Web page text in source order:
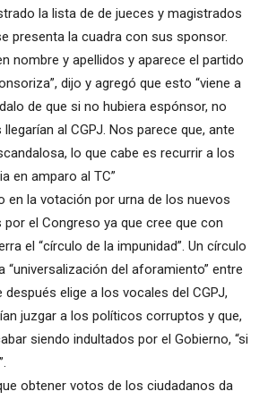
la lista de de jueces y magistrados
presenta la cuadra con sus sponsor.
nombre y apellidos y aparece el partido
dijo y agregó que esto “viene a
de que si no hubiera espónsor, no
al CGPJ. Nos parece que, ante
lo que cabe es recurrir a los
en amparo al TC”
en la votación por urna de los nuevos
el Congreso ya que cree que con
el “círculo de la impunidad”. Un círculo
“universalización del aforamiento” entre
elige a los vocales del CGPJ,
juzgar a los políticos corruptos y que,
siendo indultados por el Gobierno, “si
obtener votos de los ciudadanos da